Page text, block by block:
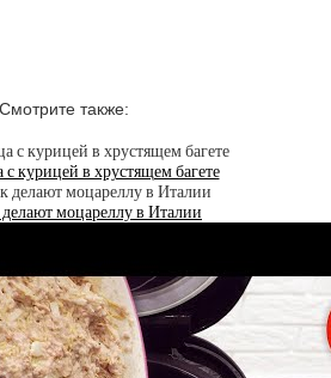
Смотрите также:
курицей в хрустящем багете
моцареллу в Италии